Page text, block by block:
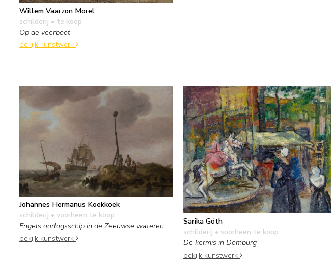
Willem Vaarzon Morel
schilderij • te koop
Op de veerboot
bekijk kunstwerk
Johannes Hermanus Koekkoek
schilderij • voorheen te koop
Engels oorlogsschip in de Zeeuwse wateren
bekijk kunstwerk
Sarika Góth
schilderij • voorheen te koop
De kermis in Domburg
bekijk kunstwerk